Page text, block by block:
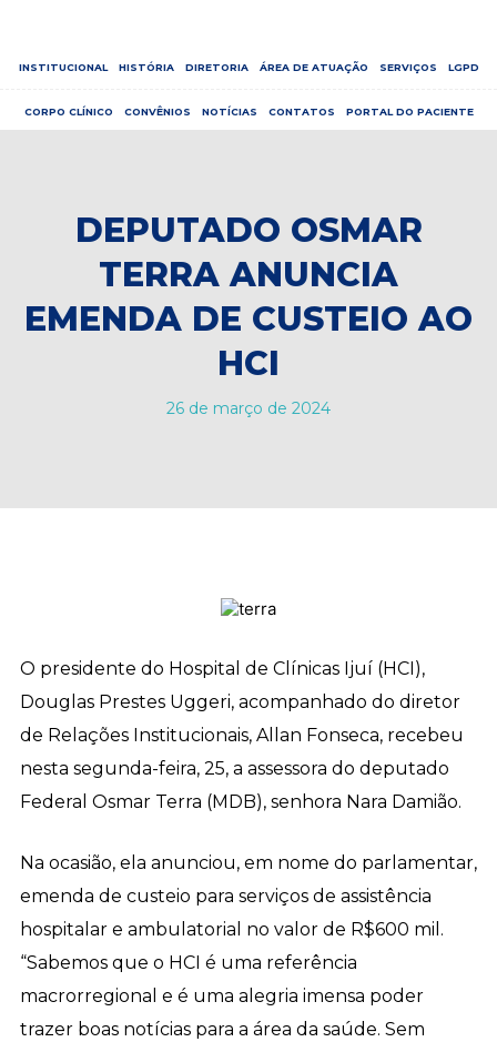
INSTITUCIONAL HISTÓRIA DIRETORIA ÁREA DE ATUAÇÃO SERVIÇOS LGPD
CORPO CLÍNICO CONVÊNIOS NOTÍCIAS CONTATOS PORTAL DO PACIENTE
DEPUTADO OSMAR
TERRA ANUNCIA
EMENDA DE CUSTEIO AO
HCI
26 de março de 2024
O presidente do Hospital de Clínicas Ijuí (HCI),
Douglas Prestes Uggeri, acompanhado do diretor
de Relações Institucionais, Allan Fonseca, recebeu
nesta segunda-feira, 25, a assessora do deputado
Federal Osmar Terra (MDB), senhora Nara Damião.
Na ocasião, ela anunciou, em nome do parlamentar,
emenda de custeio para serviços de assistência
hospitalar e ambulatorial no valor de R$600 mil.
“Sabemos que o HCI é uma referência
macrorregional e é uma alegria imensa poder
trazer boas notícias para a área da saúde. Sem